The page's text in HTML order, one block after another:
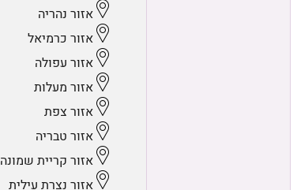
אזור נהריה
אזור כרמיאל
אזור עפולה
אזור מעלות
אזור צפת
אזור טבריה
אזור קריית שמונה
אזור נצרת עילית